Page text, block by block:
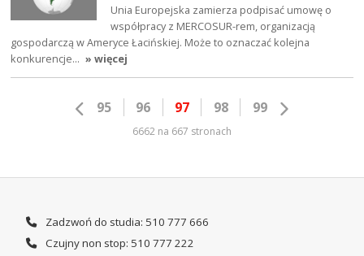
Unia Europejska zamierza podpisać umowę o
współpracy z MERCOSUR-rem, organizacją
gospodarczą w Ameryce Łacińskiej. Może to oznaczać kolejna
konkurencje… » więcej
95 96 97 98 99
6662 na 667 stronach
Zadzwoń do studia: 510 777 666
Czujny non stop: 510 777 222